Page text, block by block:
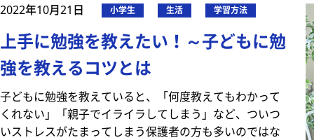
2022年10月21日 小学生 生活 学習方法
上手に勉強を教えたい！～子どもに勉
強を教えるコツとは
子どもに勉強を教えていると、「何度教えてもわかって
くれない」「親子でイライラしてしまう」など、ついつ
いストレスがたまってしまう保護者の方も多いのではな